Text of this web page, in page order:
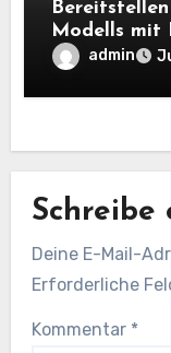
Bereitstellen
Modells mit
OpenAI-
Workflows
admin
Schreibe
Deine E-Mail-
Erforderliche
Kommentar *